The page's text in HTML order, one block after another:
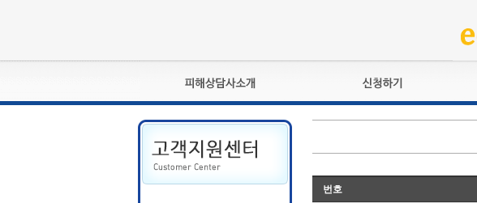
피해상담사란?
자격관리규정
상담사 자격증 확인
- 피해상담사 1급
교육훈련
자격심사
번호